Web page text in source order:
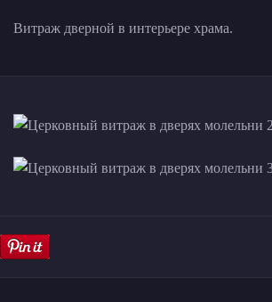
Витраж дверной в интерьере храма.